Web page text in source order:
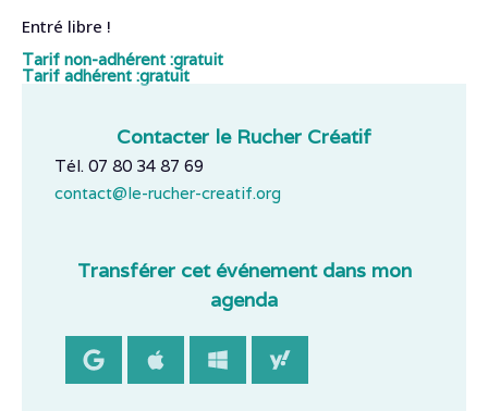
Entré libre !
Tarif non-adhérent :gratuit
Tarif adhérent :gratuit
Contacter le Rucher Créatif
Tél. 07 80 34 87 69
contact@le-rucher-creatif.org
Transférer cet événement dans mon
agenda